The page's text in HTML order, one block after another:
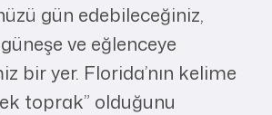
gün edebileceğiniz,
ve eğlenceye
bir yer. Florida’nın kelime
toprak” olduğunu